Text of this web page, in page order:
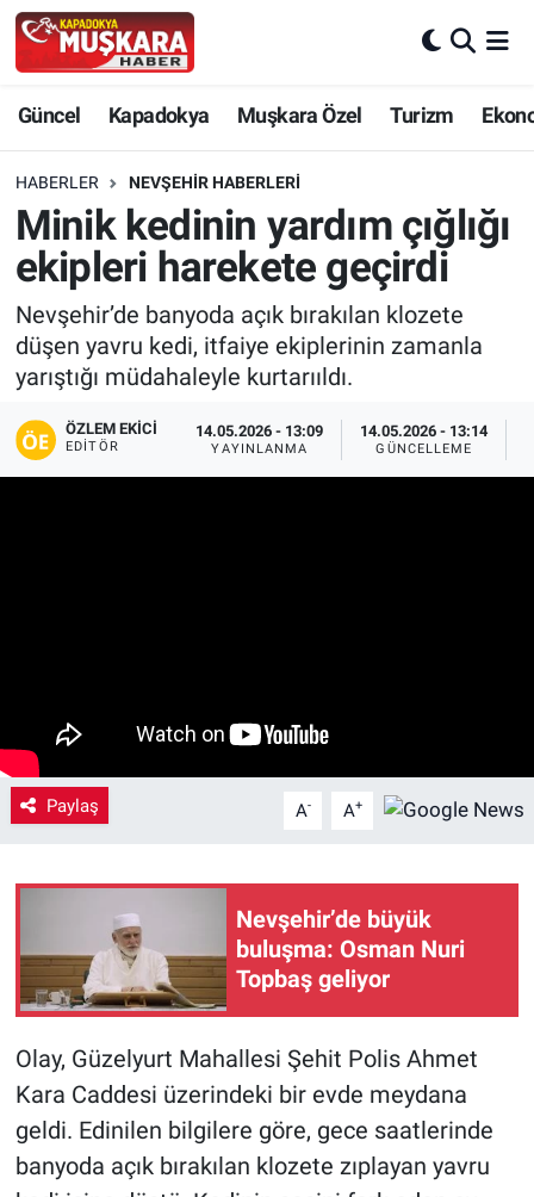
Güncel Kapadokya Muşkara Özel Turizm
HABERLER NEVŞEHIR HABERLERI
Minik kedinin yardım çığlığı
ekipleri harekete geçirdi
Nevşehir’de banyoda açık bırakılan klozete
düşen yavru kedi, itfaiye ekiplerinin zamanla
yarıştığı müdahaleyle kurtarııldı.
ÖZLEM EKICI
EDITÖR
14.05.2026 - 13:09
YAYINLANMA
14.05.2026 - 13:14
GÜNCELLEME
Paylaş A- A+
Nevşehir’de büyük
buluşma: Osman Nuri
Topbaş geliyor
Olay, Güzelyurt Mahallesi Şehit Polis Ahmet
Kara Caddesi üzerindeki bir evde meydana
geldi. Edinilen bilgilere göre, gece saatlerinde
banyoda açık bırakılan klozete zıplayan yavru
Güncel
SEÇİM
Muşkara Özel
Ekonomi
Kapadokya
Turizm
Nevşehir Hava Durumu
Nevşehir Trafik Yoğunluk Haritası
Süper Lig Puan Durumu ve Fikstür
Tüm Manşetler
Son Dakika Haberleri
Haber Arşivi